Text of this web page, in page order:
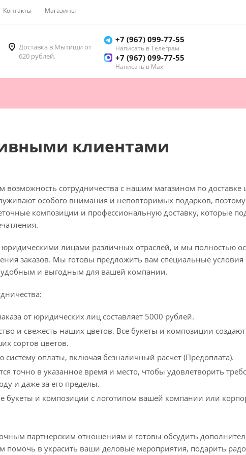
Контакты Магазины
Доставка в Мытищи от
620 рублей.
+7 (967) 099-77-55
Написать в Телеграм
+7 (967) 099-77-55
Написать в Мах
клиентами
сотрудничества с нашим магазином по
особого внимания и неповторимых подарков,
композиции и профессиональную доставку, которые
юридическими лицами различных отраслей, и мы полностью
заказов. Мы готовы предложить вам специальные условия
удобным и выгодным для вашей компании.
от юридических лиц составляет 5000 рублей.
и свежесть наших цветов. Все букеты и композиции
сортов цветов.
систему оплаты, включая безналичный расчет (Предоплата).
точно в указанное время и место, чтобы удовлетворить
и даже за его пределы.
букеты и композиции с логотипом вашей компании или
партнерским отношениям и готовы обсудить
помочь в украсить ваши деловые мероприятия, подарить